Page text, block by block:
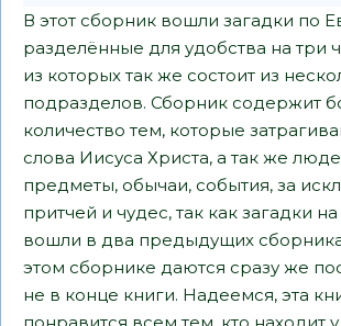
В этот сборник вошли загадки по
разделённые для удобства на три
из которых так же состоит из
подразделов. Сборник содержит
количество тем, которые
слова Иисуса Христа, а так же
предметы, обычаи, события, за
притчей и чудес, так как загадки
вошли в два предыдущих
этом сборнике даются сразу же
не в конце книги. Надеемся, эта